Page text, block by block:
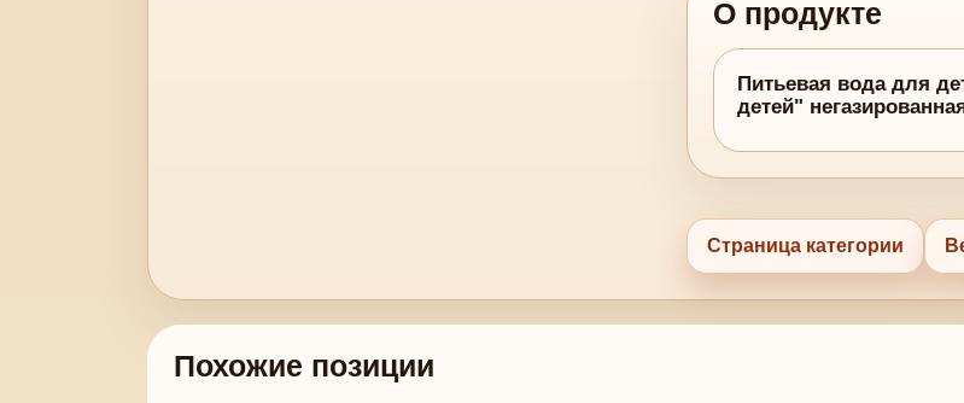
О продукте
Питьевая вода для
детей"
Страница категории
Похожие позиции